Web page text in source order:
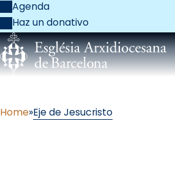
Agenda
Haz un donativo
Home Eje de Jesucristo